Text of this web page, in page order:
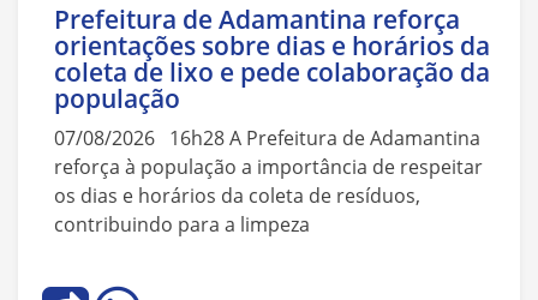
Prefeitura de Adamantina reforça
orientações sobre dias e horários da
coleta de lixo e pede colaboração da
população
07/08/2026 16h28 A Prefeitura de Adamantina
reforça à população a importância de respeitar
os dias e horários da coleta de resíduos,
contribuindo para a limpeza